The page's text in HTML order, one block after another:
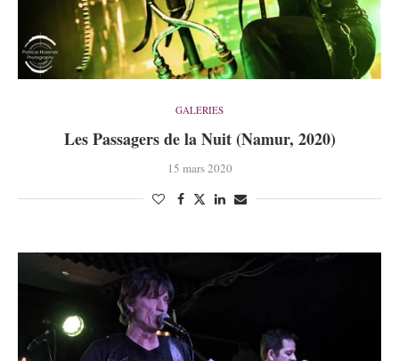
GALERIES
Les Passagers de la Nuit (Namur, 2020)
15 mars 2020